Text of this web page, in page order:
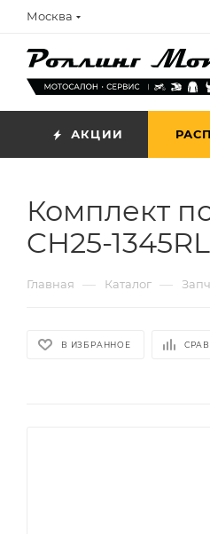
Москва
АКЦИИ
Комплект
CH25-
Главная — Каталог —
В ИЗБРАННОЕ